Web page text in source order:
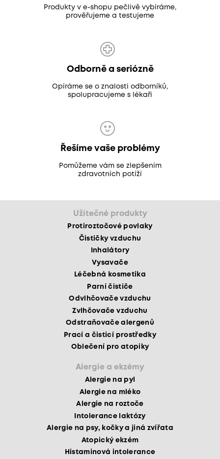
Produkty v e-shopu pečlivě vybíráme,
prověřujeme a testujeme
Odborně a seriózně
Opíráme se o znalosti odborníků,
spolupracujeme s lékaři
Řešíme vaše problémy
Pomůžeme vám se zlepšením
zdravotních potíží
Užitečné produkty
Protiroztočové povlaky
Čističky vzduchu
Inhalátory
Vysavače
Léčebná kosmetika
Parní čističe
Odvlhčovače vzduchu
Zvlhčovače vzduchu
Odstraňovače alergenů
Prací a čisticí prostředky
Oblečení pro atopiky
Alergie a ekzémy
Alergie na pyl
Alergie na mléko
Alergie na roztoče
Intolerance laktózy
Alergie na psy, kočky a jiná zvířata
Atopický ekzém
Histaminová intolerance